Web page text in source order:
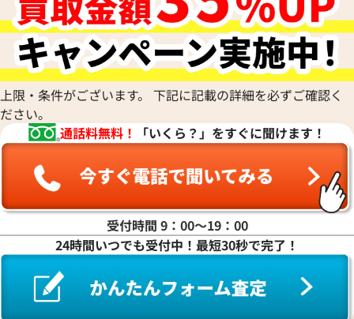
テレーション
オメガ シーマスター アクア
参考買取価格
上限・条件がございます。 下記に記載の詳細を必ずご確認く
ださい。
通話料無料！
「いくら？」をすぐに聞けます！
受付時間 9：00〜19：00
24時間いつでも受付中！最短30秒で完了！